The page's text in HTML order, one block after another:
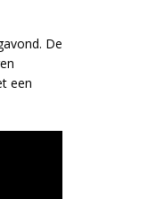
De
een